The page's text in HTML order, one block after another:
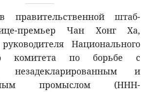
правительственной штаб-
премьер Чан Хонг Ха,
Национального
комитета по борьбе с
незадекларированным и
промыслом (ННН-